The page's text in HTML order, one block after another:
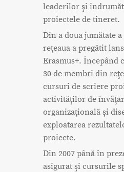
leaderilor şi
proiectele de tineret.
Din a doua jumătate
reţeaua a pregătit
Erasmus+. Începând
30 de membri din
cursuri de scriere
activităţilor de
organizaţională şi
exploatarea
proiecte.
Din 2007 până în
asigurat şi cursurile